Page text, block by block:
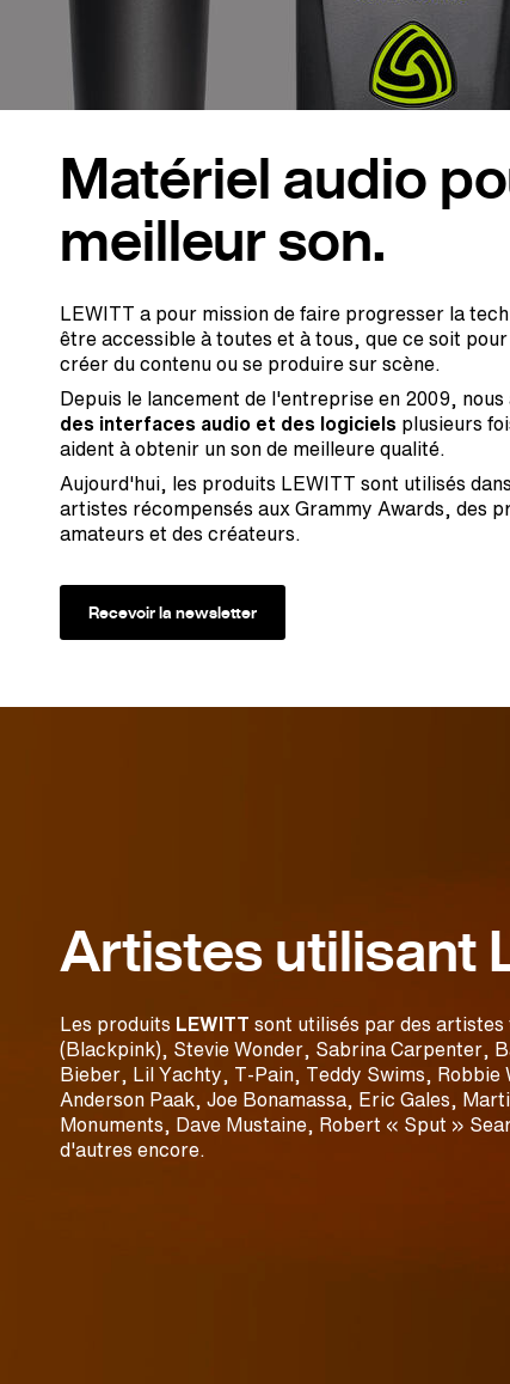
Matériel audio
meilleur son.
LEWITT a pour mission de faire progresser la
être accessible à toutes et à tous, que ce soit
créer du contenu ou se produire sur scène.
Depuis le lancement de l'entreprise en 2009, nous
des interfaces audio et des logiciels plusieurs
aident à obtenir un son de meilleure qualité.
Aujourd'hui, les produits LEWITT sont utilisés
artistes récompensés aux Grammy Awards, des
amateurs et des créateurs.
Recevoir la newsletter
Artistes utilisant
Les produits LEWITT sont utilisés par des
(Blackpink), Stevie Wonder, Sabrina Carpenter,
Bieber, Lil Yachty, T-Pain, Teddy Swims, Robbie
Anderson Paak, Joe Bonamassa, Eric Gales,
Monuments, Dave Mustaine, Robert « Sput »
d'autres encore.